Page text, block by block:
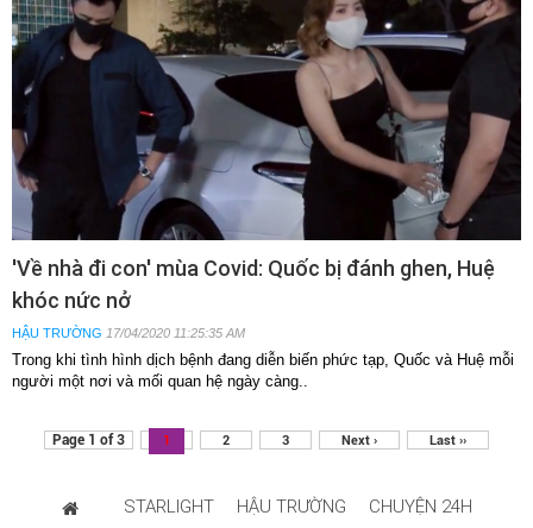
'Về nhà đi con' mùa Covid: Quốc bị đánh ghen, Huệ
khóc nức nở
HẬU TRƯỜNG 17/04/2020 11:25:35 AM
Trong khi tình hình dịch bệnh đang diễn biến phức tạp, Quốc và Huệ mỗi
người một nơi và mối quan hệ ngày càng..
Page 1 of 3 1 2 3 Next › Last ››
STARLIGHT HẬU TRƯỜNG
CHUYỆN 24H